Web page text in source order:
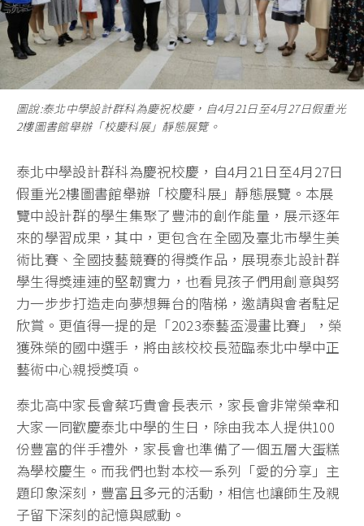
圖說:泰北中學設計群科為慶祝校慶，自4月21日至4月27日假重光
2樓圖書館舉辦「校慶科展」靜態展覽。
泰北中學設計群科為慶祝校慶，自4月21日至4月27日
假重光2樓圖書館舉辦「校慶科展」靜態展覽。本展
覽中設計群的學生集聚了豐沛的創作能量，展示逐年
來的學習成果，其中，更包含在全國及臺北市學生美
術比賽、全國技藝競賽的得獎作品，展現泰北設計群
學生得獎連連的堅韌實力，也看見孩子們用創意與努
力一步步打造走向夢想舞台的階梯，邀請與會者駐足
欣賞。更值得一提的是「2023泰藝盃漫畫比賽」，榮
獲殊榮的國中選手，將由該校校長蒞臨泰北中學中正
藝術中心親授獎項。
泰北高中家長會蔡巧貴會長表示，家長會非常榮幸和
大家一同歡慶泰北中學的生日，除由我本人提供100
份豐富的伴手禮外，家長會也準備了一個五層大蛋糕
為學校慶生。而我們也對本校一系列「愛的分享」主
題印象深刻，豐富且多元的活動，相信也讓師生及親
子留下深刻的記憶與感動。